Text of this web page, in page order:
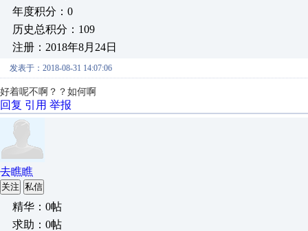
年度积分：0
历史总积分：109
注册：2018年8月24日
发表于：2018-08-31 14:07:06
好着呢不啊？？如何啊
回复 引用 举报
去瞧瞧
关注 私信
精华：0帖
求助：0帖